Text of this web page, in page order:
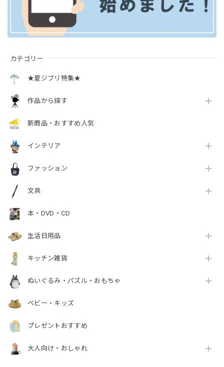
カテゴリー
★夏ジブリ特集★
作品から探す
新商品・おすすめ人気
インテリア
ファッション
文具
本・DVD・CD
生活日用品
キッチン雑貨
ぬいぐるみ・パズル・おもちゃ
ベビー・キッズ
プレゼントおすすめ
大人向け・おしゃれ